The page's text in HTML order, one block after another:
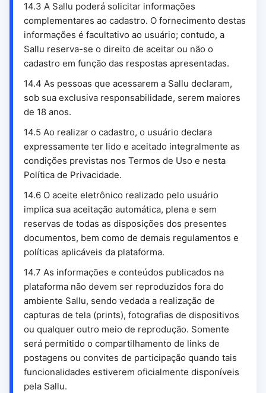
14.3 A Sallu poderá solicitar informações
complementares ao cadastro. O fornecimento destas
informações é facultativo ao usuário; contudo, a
Sallu reserva-se o direito de aceitar ou não o
cadastro em função das respostas apresentadas.
14.4 As pessoas que acessarem a Sallu declaram,
sob sua exclusiva responsabilidade, serem maiores
de 18 anos.
14.5 Ao realizar o cadastro, o usuário declara
expressamente ter lido e aceitado integralmente as
condições previstas nos Termos de Uso e nesta
Política de Privacidade.
14.6 O aceite eletrônico realizado pelo usuário
implica sua aceitação automática, plena e sem
reservas de todas as disposições dos presentes
documentos, bem como de demais regulamentos e
políticas aplicáveis da plataforma.
14.7 As informações e conteúdos publicados na
plataforma não devem ser reproduzidos fora do
ambiente Sallu, sendo vedada a realização de
capturas de tela (prints), fotografias de dispositivos
ou qualquer outro meio de reprodução. Somente
será permitido o compartilhamento de links de
postagens ou convites de participação quando tais
funcionalidades estiverem oficialmente disponíveis
pela Sallu.